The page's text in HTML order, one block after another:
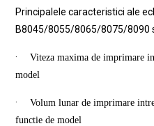
Principalele caracteristici ale
B8045/8055/8065/8075/8090
·
Viteza maxima de imprimare
model
·
Volum lunar de imprimare
functie de model